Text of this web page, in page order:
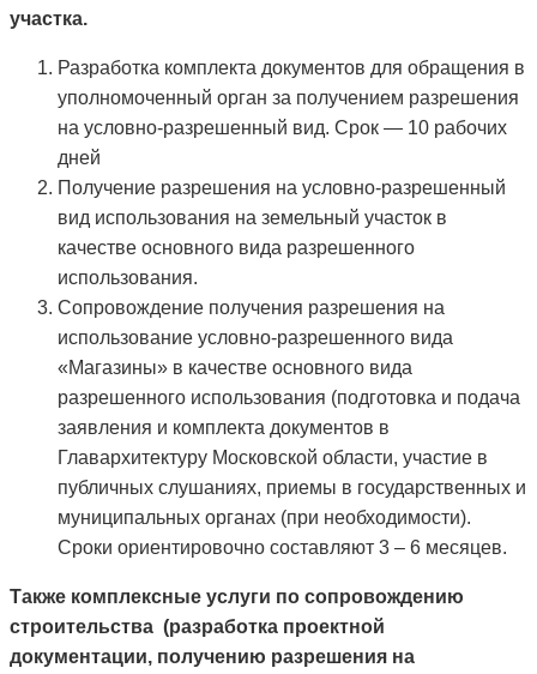
участка.
Разработка комплекта документов для обращения в
уполномоченный орган за получением разрешения
на условно-разрешенный вид. Срок — 10 рабочих
дней
Получение разрешения на условно-разрешенный
вид использования на земельный участок в
качестве основного вида разрешенного
использования.
Сопровождение получения разрешения на
использование условно-разрешенного вида
«Магазины» в качестве основного вида
разрешенного использования (подготовка и подача
заявления и комплекта документов в
Главархитектуру Московской области, участие в
публичных слушаниях, приемы в государственных и
муниципальных органах (при необходимости).
Сроки ориентировочно составляют 3 – 6 месяцев.
Также комплексные услуги по сопровождению
строительства (разработка проектной
документации, получению разрешения на